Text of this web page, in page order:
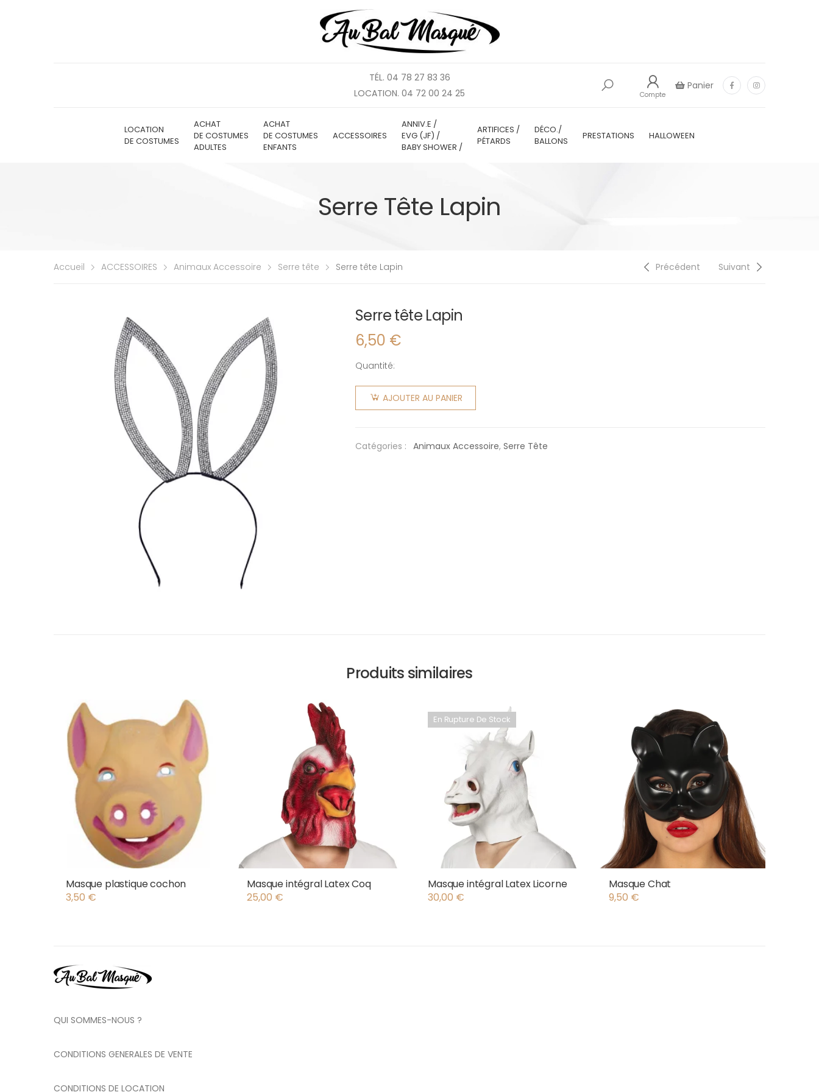
TÉL. 04 78 27 83 36
LOCATION. 04 72 00 24 25
Compte
Panier
LOCATION
DE COSTUMES
ACHAT
DE COSTUMES
ADULTES
ACHAT
DE COSTUMES
ENFANTS
ACCESSOIRES
ANNIV.E /
EVG (JF) /
BABY SHOWER /
ARTIFICES /
PÉTARDS
DÉCO./
BALLONS
PRESTATIONS HALLOWEEN
Serre Tête Lapin
Accueil ACCESSOIRES Animaux Accessoire Serre tête Serre tête Lapin Précédent Suivant
Serre tête Lapin
6,50 €
Quantité:
quantité
de Serre
AJOUTER AU PANIER
Catégories : Animaux Accessoire, Serre Tête
Produits similaires
Masque plastique cochon
3,50 €
Masque intégral Latex Coq
25,00 €
En Rupture De Stock
Masque intégral Latex Licorne
30,00 €
Masque Chat
9,50 €
QUI SOMMES-NOUS ?
CONDITIONS GENERALES DE VENTE
CONDITIONS DE LOCATION